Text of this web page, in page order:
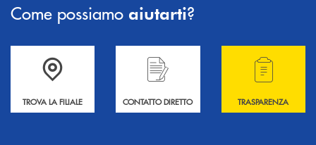
Come possiamo aiutarti?
Accedi all' elenco completo delle filiali .
TROVA LA FILIALE
Hai bisogno di informazioni? Contattaci !
CONTATTO DIRETTO
Hai bisogno di
TRASPARENZA